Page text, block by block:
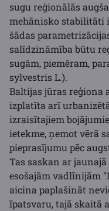
sugu reģionālās
mehānisko stabilitāti
šādas
salīdzināmība būtu
sugām, piemēram,
sylvestris L.).
Baltijas jūras reģiona
izplatīta arī
izraisītajiem
ietekme, ņemot vērā
pieprasījumu pēc
Tas saskan ar jaunajā
esošajām vadlīnijām
aicina paplašināt
īpatsvaru, tajā skaitā